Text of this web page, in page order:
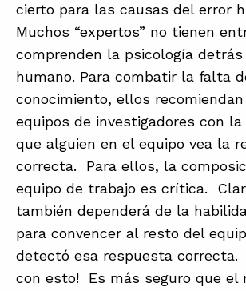
cierto para las causas del error
Muchos “expertos” no tienen
comprenden la psicología
humano. Para combatir la falta
conocimiento, ellos
equipos de investigadores con la
que alguien en el equipo vea la
correcta. Para ellos, la
equipo de trabajo es crítica.
también dependerá de la
para convencer al resto del
detectó esa respuesta correcta.
con esto! Es más seguro que el